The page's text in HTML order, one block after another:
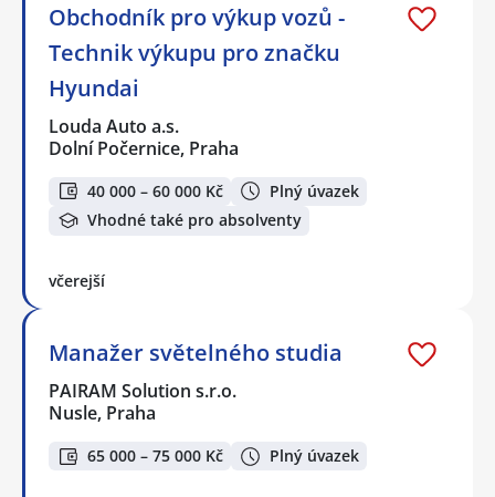
Obchodník pro výkup vozů -
Technik výkupu pro značku
Hyundai
Louda Auto a.s.
Dolní Počernice, Praha
40 000 – 60 000 Kč
Plný úvazek
Vhodné také pro absolventy
včerejší
Manažer světelného studia
PAIRAM Solution s.r.o.
Nusle, Praha
65 000 – 75 000 Kč Plný úvazek